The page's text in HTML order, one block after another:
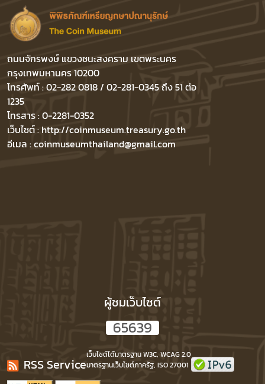
ถนนจักรพงษ์ แขวงชนะสงคราม เขตพระนคร
กรุงเทพมหานคร 10200
โทรศัพท์ : 02-282 0818 / 02-281-0345 ถึง 51 ต่อ
1235
โทรสาร : 0-2281-0352
เว็บไซต์ : http://coinmuseum.treasury.go.th
อีเมล : coinmuseumthailand@gmail.com
ผู้ชมเว็บไซต์
65639
RSS Service
เว็บไซต์ได้มาตรฐาน W3C, WCAG 2.0
มาตรฐานเว็บไซต์ภาครัฐ, ISO 27001